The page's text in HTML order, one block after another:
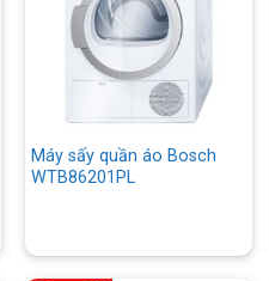
Máy sấy quần áo Bosch
WTB86201PL